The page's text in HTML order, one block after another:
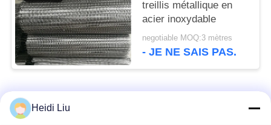
treillis métallique en
acier inoxydable
negotiable MOQ:3 mètres
- JE NE SAIS PAS.
Catégories populaires
Heidi Liu